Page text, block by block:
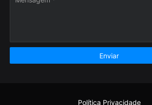
Política Privacidade